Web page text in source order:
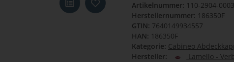
Artikelnummer: 110-2904-
Herstellernummer: 186350F
GTIN: 7640149934557
HAN: 186350F
Kategorie: Cabineo
Hersteller:
Lamello -